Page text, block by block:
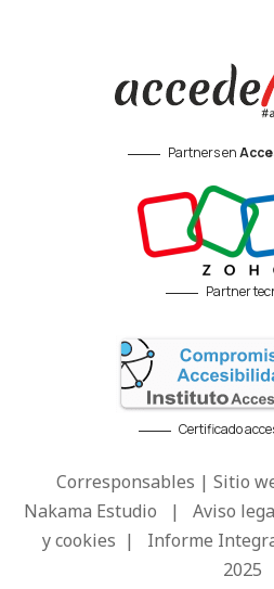
Partners en
Partner
Certificado
Corresponsables | Sitio
Nakama Estudio | Aviso
y cookies | Informe
2025